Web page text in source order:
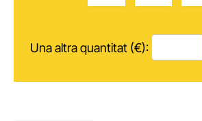
Una altra quantitat (€):